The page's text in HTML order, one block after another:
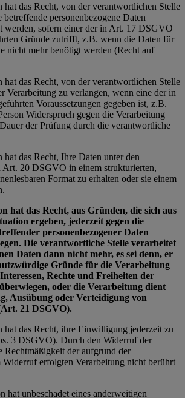
hat das Recht, von der verantwortlichen Stelle
betreffende personenbezogene Daten
werden, sofern einer der in Art. 17 DSGVO
Gründe zutrifft, z.B. wenn die Daten für
nicht mehr benötigt werden (Recht auf
hat das Recht, von der verantwortlichen Stelle
Verarbeitung zu verlangen, wenn eine der in
Voraussetzungen gegeben ist, z.B.
Widerspruch gegen die Verarbeitung
der Prüfung durch die verantwortliche
hat das Recht, Ihre Daten unter den
Art. 20 DSGVO in einem strukturierten,
Format zu erhalten oder sie einem
hat das Recht, aus Gründen, die sich aus
ergeben, jederzeit gegen die
personenbezogener Daten
Die verantwortliche Stelle verarbeitet
Daten dann nicht mehr, es sei denn, er
Gründe für die Verarbeitung
Rechte und Freiheiten der
oder die Verarbeitung dient
Ausübung oder Verteidigung von
21 DSGVO).
hat das Recht, ihre Einwilligung jederzeit zu
3 DSGVO). Durch den Widerruf der
der aufgrund der
erfolgten Verarbeitung nicht berührt
hat unbeschadet eines anderweitigen